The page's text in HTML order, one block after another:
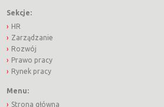
Sekcje:
HR
Zarządzanie
Rozwój
Prawo pracy
Rynek pracy
Menu:
Strona główna